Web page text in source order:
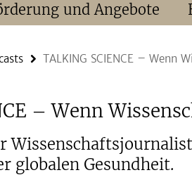
und Angebote
TALKING SCIENCE – Wenn
– Wenn
globalen Gesundheit.